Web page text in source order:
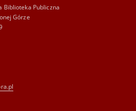
Biblioteka Publiczna
Górze